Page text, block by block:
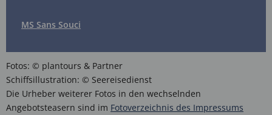
MS Sans Souci
Fotos: © plantours & Partner
Schiffsillustration: © Seereisedienst
Die Urheber weiterer Fotos in den wechselnden
Angebotsteasern sind im Fotoverzeichnis des Impressums